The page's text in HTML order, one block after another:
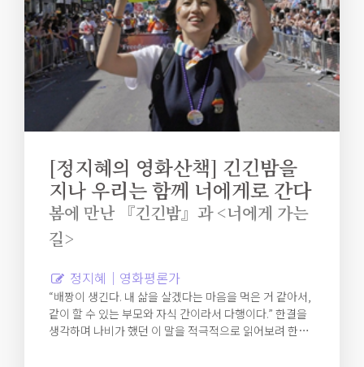
[정지혜의 영화산책] 긴긴밤을
지나 우리는 함께 너에게로 간다
봄에 만난 『긴긴밤』과 <너에게 가는
길>
정지혜｜영화평론가
“배짱이 생긴다. 내 삶을 살겠다는 마음을 먹은 거 같아서,
같이 할 수 있는 부모와 자식 간이라서 다행이다.” 한결을
생각하며 나비가 했던 이 말을 적극적으로 읽어보려 한다.